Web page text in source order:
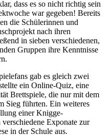
dass es so nicht richtig sein
war gegeben! Bereits
die Schülerinnen und
nach ihren
in sieben verschiedenen,
Gruppen ihre Kenntnisse
gab es gleich zwei
ein Online-Quiz, eine
Brettspiele, die nur mit dem
Sieg führten. Ein weiteres
einer Knigge-
Exponate zur
in der Schule aus.